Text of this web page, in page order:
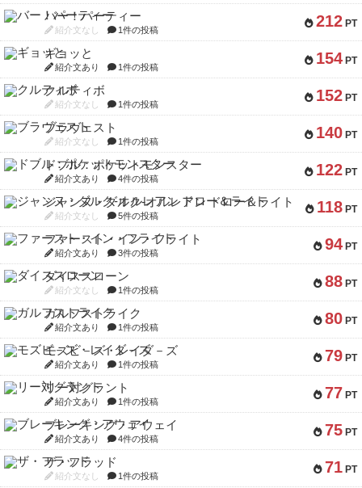
212 PT
バー！パーティー
紹介文なし 1件の投稿
154 PT
ギョッと
紹介文あり 1件の投稿
152 PT
クルティボ
紹介文なし 1件の投稿
140 PT
ブラヴェスト
紹介文なし 1件の投稿
122 PT
ドブル：ポケットモンスター
紹介文あり 4件の投稿
118 PT
ジャンヌ・ダルク-オルレアン ドロー＆ライト
紹介文なし 5件の投稿
94 PT
ファースト・イン・フライト
紹介文あり 3件の投稿
88 PT
ダイススローン
紹介文なし 1件の投稿
80 PT
ガルフストライク
紹介文あり 1件の投稿
79 PT
モズビ－ズ・レイダ－ズ
紹介文あり 1件の投稿
77 PT
リー対グラント
紹介文あり 1件の投稿
75 PT
ブレーキング・アウェイ
紹介文あり 4件の投稿
71 PT
ザ・フラッド
紹介文なし 1件の投稿